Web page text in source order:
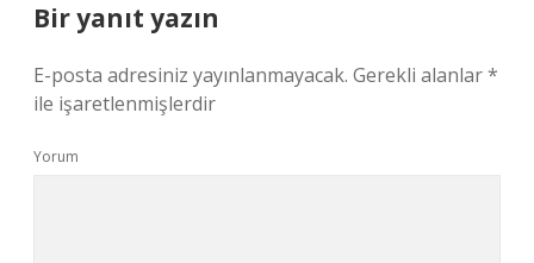
Bir yanıt yazın
E-posta adresiniz yayınlanmayacak. Gerekli alanlar*
ile işaretlenmişlerdir
Yorum